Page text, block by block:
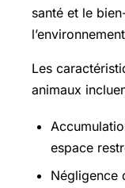
santé et le
Les
animaux
espace
Négligence